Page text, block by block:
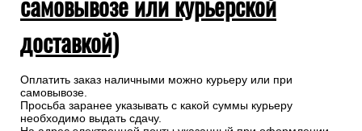
доставкой)
Оплатить заказ наличными можно курьеру или при
самовывозе.
Просьба заранее указывать с какой суммы курьеру
необходимо выдать сдачу.